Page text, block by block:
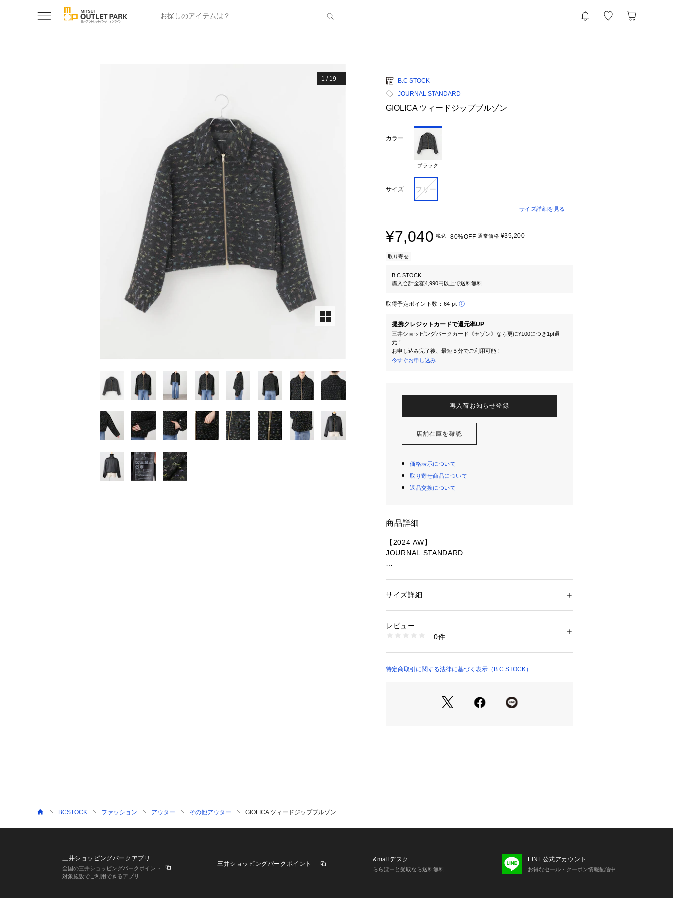
お探しのアイテムは？
1 / 19
B.C STOCK
JOURNAL STANDARD
GIOLICA ツィードジップブルゾン
カラー
ブラック
サイズ フリー
サイズ詳細を見る
¥7,040 税込 80%OFF 通常価格¥35,200
取り寄せ
B.C STOCK
購入合計金額4,990円以上で送料無料
取得予定ポイント数： 64 pt
提携クレジットカードで還元率UP
三井ショッピングパークカード《セゾン》なら更に¥100につき1pt還
元！
お申し込み完了後、最短５分でご利用可能！
今すぐお申し込み
再入荷お知らせ登録
店舗在庫を確認
価格表示について
取り寄せ商品について
返品交換について
商品詳細
【2024 AW】
JOURNAL STANDARD
ットディティールや衿の雰囲気などがメンズライクな雰
い1着です。スラックスやデニムなどに合わせるだけで
格好良く着て頂けます。
番:24011400505030)がございます。
※照明の関係により、実際よりも色味が違って見える場
性別：レディース
生産国：ベトナム
洗濯：本体:ドライクリーニング、色落ち、毛羽立ち・毛玉、スリ
※詳しい洗濯方法については、商品の品質表示タグをご覧くださ
商品番号：1099200001086 （モール）
サイズ詳細
レビュー
0件
特定商取引に関する法律に基づく表示（B.C STOCK）
BCSTOCK ファッション アウター その他アウター GIOLICA ツィードジップブルゾン
三井ショッピングパークアプリ
全国の三井ショッピングパークポイント
対象施設でご利用できるアプリ
三井ショッピングパークポイント
&mallデスク
ららぽーと受取なら送料無料
LINE公式アカウント
お得なセール・クーポン情報配信中